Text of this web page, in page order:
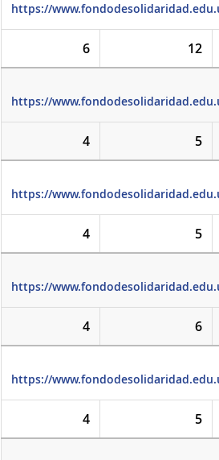
https://
6 12
https://
4 5
https://
4 5
https://
4 6
https://
4 5